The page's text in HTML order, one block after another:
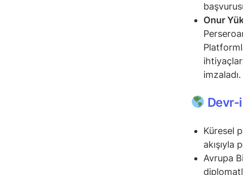
Onur
imzaladı.
Devr-
Küresel
akışıyla
Avrupa